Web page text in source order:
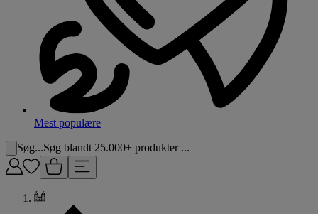
Mest populære
Søg...Søg blandt 25.000+ produkter ...